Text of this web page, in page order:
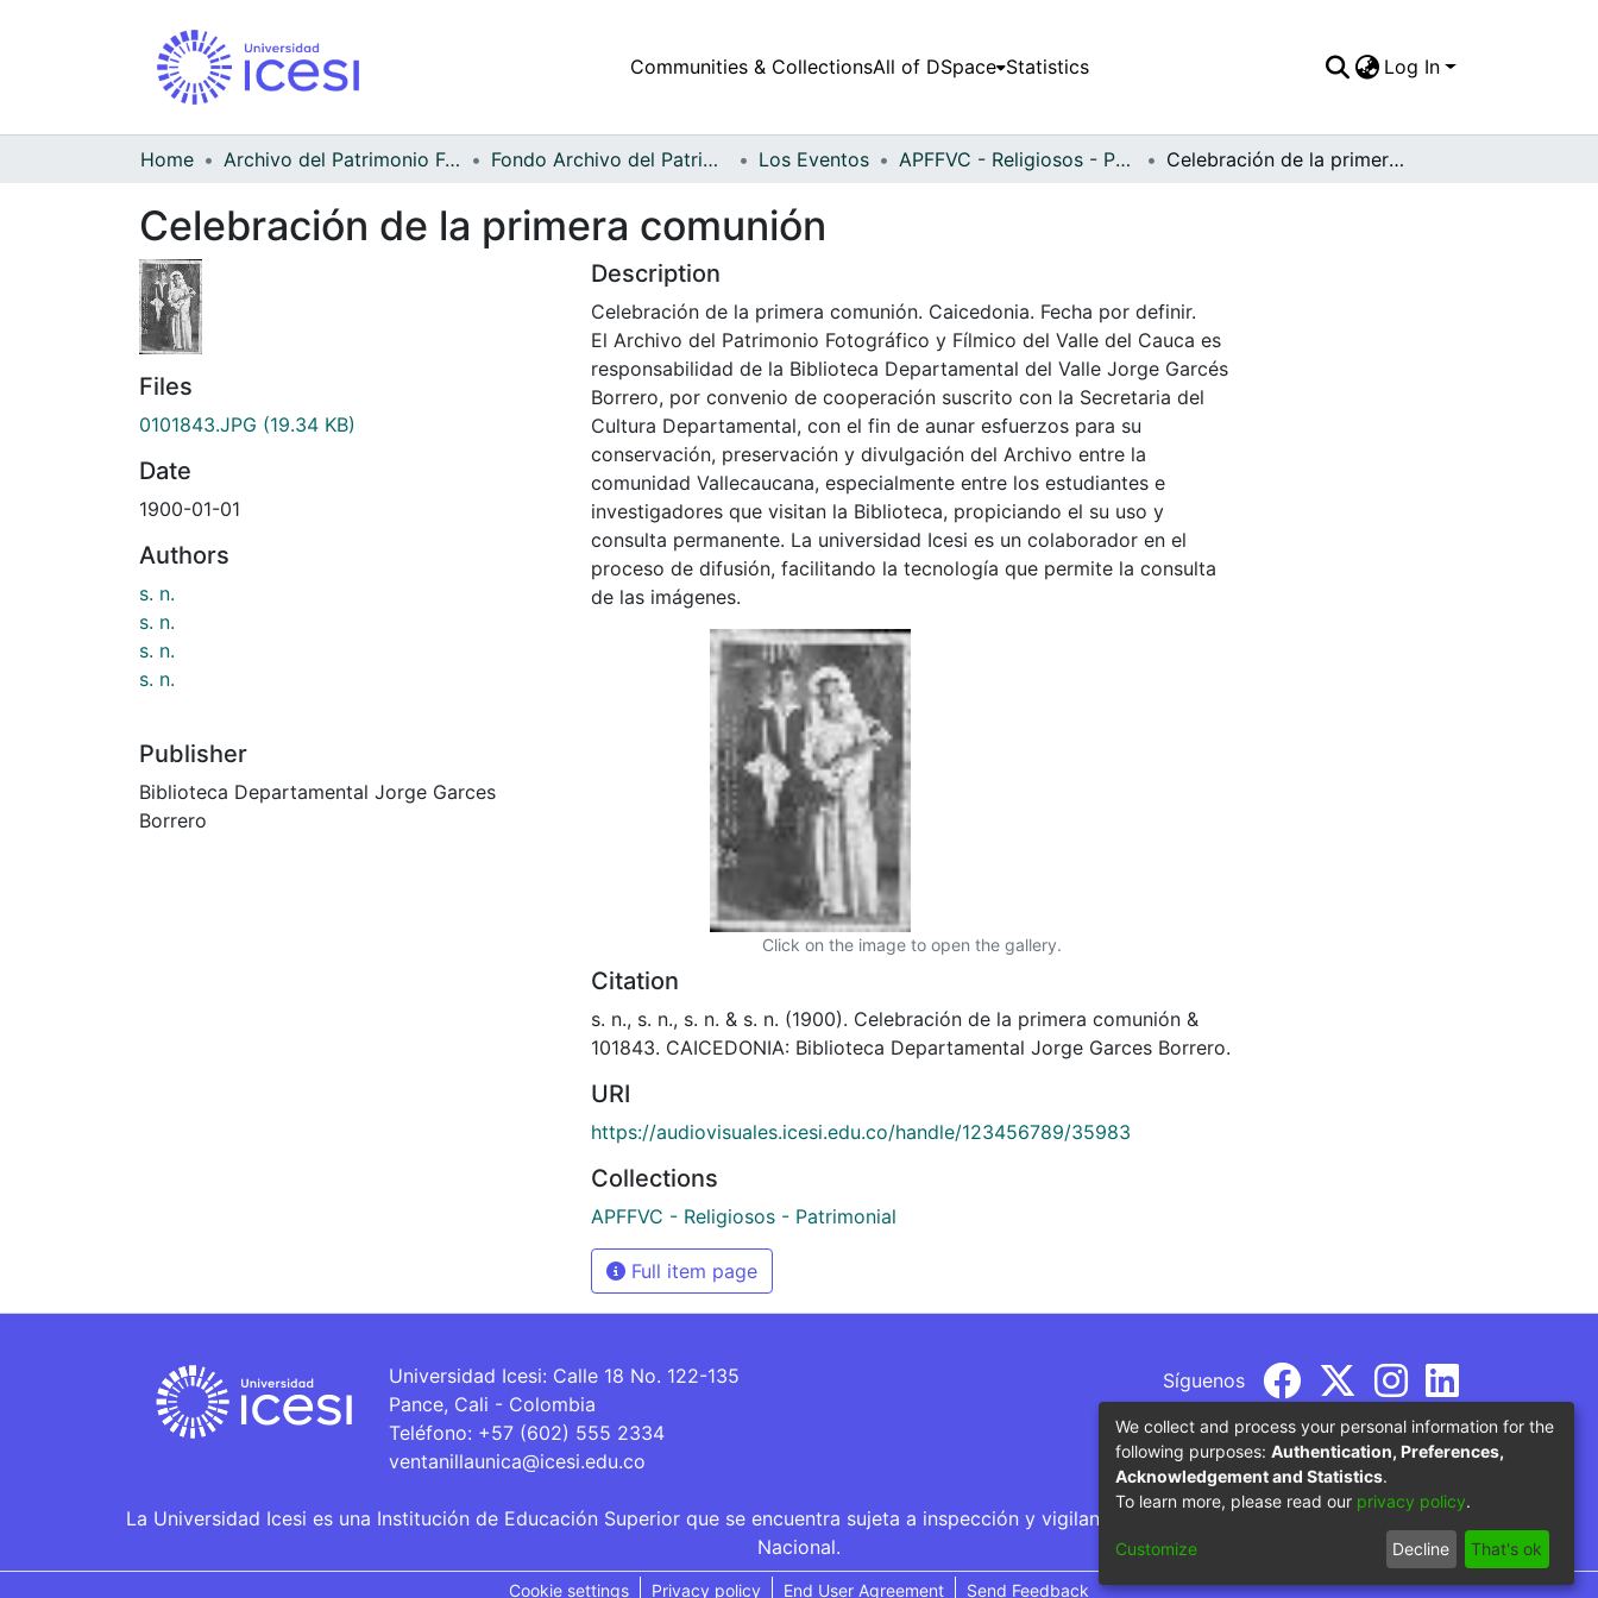
Communities & CollectionsAll of DSpace Statistics Log In
Home Archivo del Patrimonio Fotográfico y Fílmico del Valle del Cauca Fondo Archivo del Patrimonio Fotográfico y Fílmico del Valle del Cauca Los Eventos APFFVC - Religiosos - Patrimonial Celebración de la primera comunión
Celebración de la primera comunión
Files
0101843.JPG (19.34 KB)
Date
1900-01-01
Authors
s. n.
s. n.
s. n.
s. n.
Publisher
Biblioteca Departamental Jorge Garces
Borrero
Description
Celebración de la primera comunión. Caicedonia. Fecha por definir.
El Archivo del Patrimonio Fotográfico y Fílmico del Valle del Cauca es
responsabilidad de la Biblioteca Departamental del Valle Jorge Garcés
Borrero, por convenio de cooperación suscrito con la Secretaria del
Cultura Departamental, con el fin de aunar esfuerzos para su
conservación, preservación y divulgación del Archivo entre la
comunidad Vallecaucana, especialmente entre los estudiantes e
investigadores que visitan la Biblioteca, propiciando el su uso y
consulta permanente. La universidad Icesi es un colaborador en el
proceso de difusión, facilitando la tecnología que permite la consulta
de las imágenes.
Click on the image to open the gallery.
Citation
s. n., s. n., s. n. & s. n. (1900). Celebración de la primera comunión &
101843. CAICEDONIA: Biblioteca Departamental Jorge Garces Borrero.
URI
https://audiovisuales.icesi.edu.co/handle/123456789/35983
Collections
APFFVC - Religiosos - Patrimonial
Full item page
Universidad Icesi: Calle 18 No. 122-135
Pance, Cali - Colombia
Teléfono: +57 (602) 555 2334
ventanillaunica@icesi.edu.co
Síguenos
La Universidad Icesi es una Institución de Educación Superior que se encuentra sujeta a inspección y vigilancia por parte del Ministerio de Educación
Nacional.
Cookie settings Privacy policy End User Agreement Send Feedback
We collect and process your personal information for the
following purposes: Authentication, Preferences,
Acknowledgement and Statistics.
To learn more, please read our privacy policy.
Customize Decline That's ok